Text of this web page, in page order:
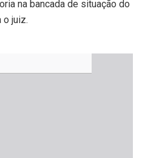
na bancada de situação do
o juiz.